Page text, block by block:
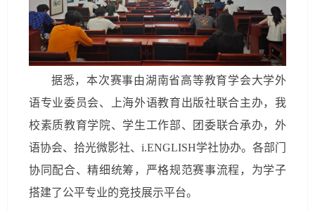
据悉，本次赛事由湖南省高等教育学会大学外
语专业委员会、上海外语教育出版社联合主办，我
校素质教育学院、学生工作部、团委联合承办，外
语协会、拾光微影社、i.ENGLISH学社协办。各部门
协同配合、精细统筹，严格规范赛事流程，为学子
搭建了公平专业的竞技展示平台。